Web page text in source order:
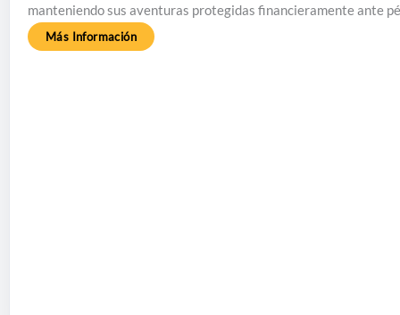
manteniendo sus aventuras protegidas financieramente ante
Más Información